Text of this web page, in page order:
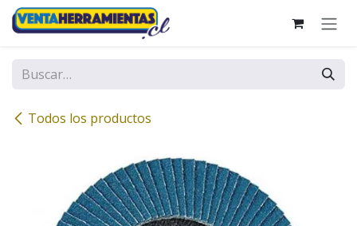
Ir al contenido
Todos los productos